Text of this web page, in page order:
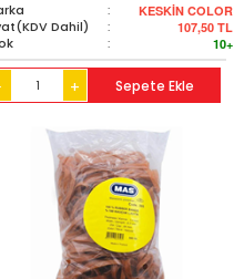
: KESKİN COLOR
Dahil) : 107,50 TL
: 10+
+ Sepete Ekle